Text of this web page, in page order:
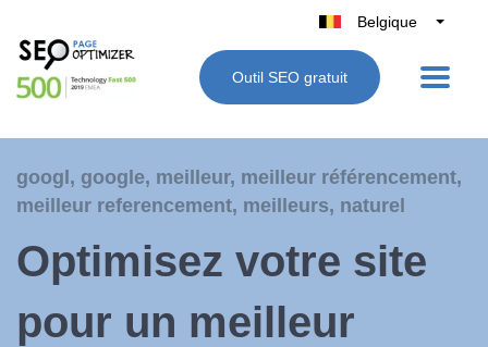
Belgique
België
Nederland
Italie
Outil SEO gratuit
googl , google, meilleur, meilleur référencement,
meilleur referencement, meilleurs, naturel
Optimisez votre site
pour un meilleur